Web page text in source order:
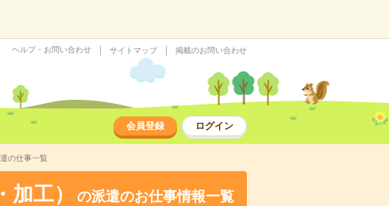
ヘルプ・お問い合わせ サイトマップ 掲載のお問い合わせ
会員登録 ログイン
の仕事一覧
工） の派遣のお仕事情報一覧